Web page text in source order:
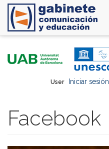
User Iniciar sesión
Facebook